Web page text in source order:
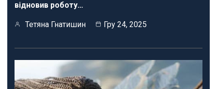
відновив роботу…
Тетяна Гнатишин Гру 24, 2025